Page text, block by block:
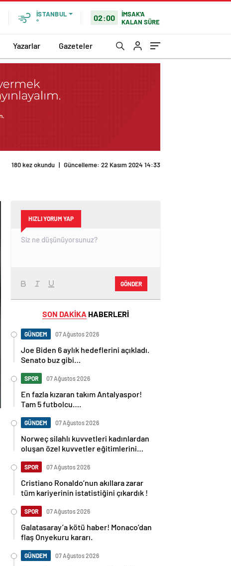
İSTANBUL
°
02:00
İMSAK'A
KALAN SÜRE
Yazarlar Gazeteler
180 kez okundu | Güncelleme: 22 Kasım 2024 14:33
HIZLI YORUM YAP
GÖNDER
SON DAKİKA HABERLERİ
GÜNDEM 07 Ağustos 2026
Joe Biden 6 aylık hedeflerini açıkladı.
Senato buz gibi…
SPOR 07 Ağustos 2026
En fazla kızaran takım Antalyaspor!
Tam 5 futbolcu….
GÜNDEM 07 Ağustos 2026
Norweç silahlı kuvvetleri kadınlardan
oluşan özel kuvvetler eğitimlerini
SPOR 07 Ağustos 2026
Cristiano Ronaldo’nun akıllara zarar
tüm kariyerinin istatistiğini çıkardık !
SPOR 07 Ağustos 2026
Galatasaray’a kötü haber! Monaco’dan
flaş Onyekuru kararı.
GÜNDEM 07 Ağustos 2026